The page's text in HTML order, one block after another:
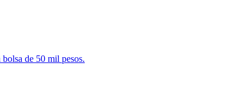
de 50 mil pesos.